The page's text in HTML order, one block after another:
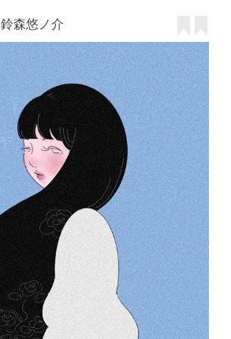
鈴森悠ノ介